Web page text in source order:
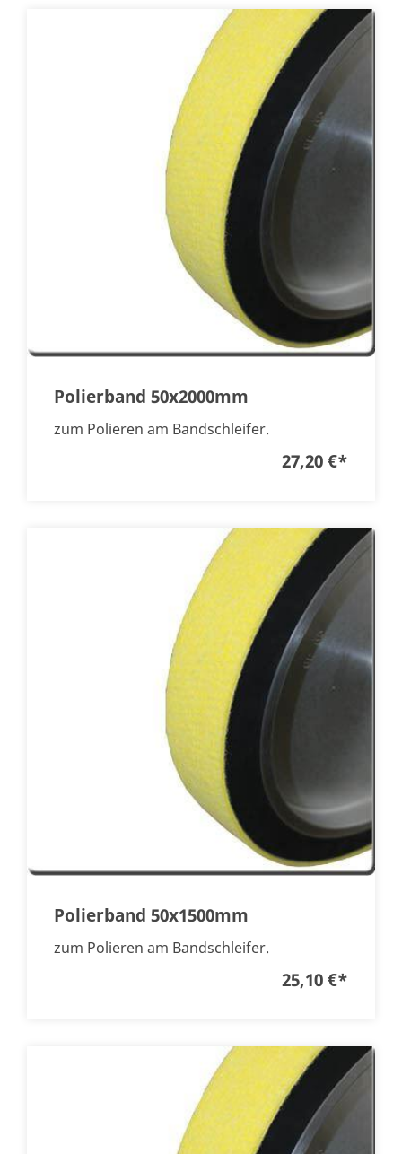
Polierband 50x2000mm
zum Polieren am Bandschleifer.
27,20 €*
Polierband 50x1500mm
zum Polieren am Bandschleifer.
25,10 €*